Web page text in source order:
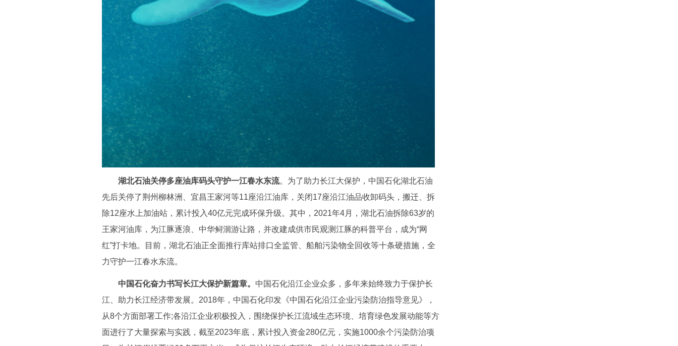
湖北石油关停多座油库码头守护一江春水东流。为了助力长江大保护，中国石化湖北石油
先后关停了荆州柳林洲、宜昌王家河等11座沿江油库，关闭17座沿江油品收卸码头，搬迁、拆
除12座水上加油站，累计投入40亿元完成环保升级。其中，2021年4月，湖北石油拆除63岁的
王家河油库，为江豚逐浪、中华鲟洄游让路，并改建成供市民观测江豚的科普平台，成为“网
红”打卡地。目前，湖北石油正全面推行库站排口全监管、船舶污染物全回收等十条硬措施，全
力守护一江春水东流。
中国石化奋力书写长江大保护新篇章。 中国石化沿江企业众多，多年来始终致力于保护长
江、助力长江经济带发展。2018年，中国石化印发《中国石化沿江企业污染防治指导意见》，
从8个方面部署工作;各沿江企业积极投入，围绕保护长江流域生态环境、培育绿色发展动能等方
面进行了大量探索与实践，截至2023年底，累计投入资金280亿元，实施1000余个污染防治项